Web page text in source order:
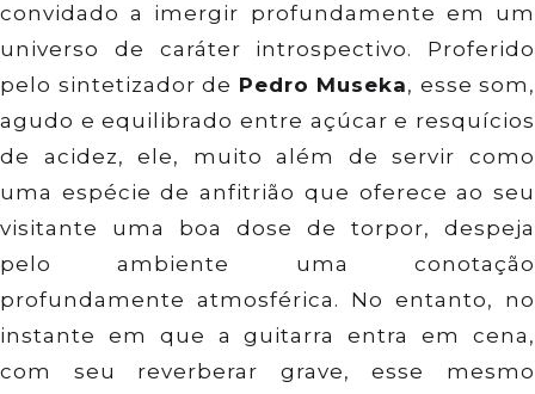
convidado a imergir profundamente em um
universo de caráter introspectivo. Proferido
pelo sintetizador de Pedro Museka, esse som,
agudo e equilibrado entre açúcar e resquícios
de acidez, ele, muito além de servir como
uma espécie de anfitrião que oferece ao seu
visitante uma boa dose de torpor, despeja
pelo ambiente uma conotação
profundamente atmosférica. No entanto, no
instante em que a guitarra entra em cena,
com seu reverberar grave, esse mesmo